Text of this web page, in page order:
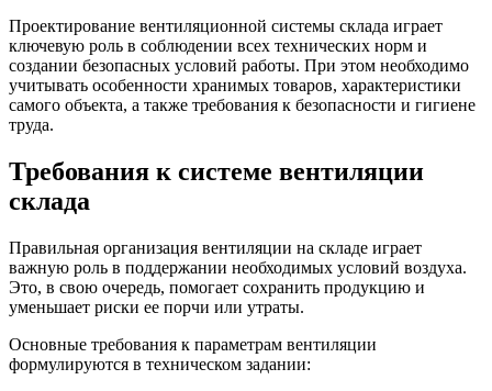
Проектирование вентиляционной системы склада играет
ключевую роль в соблюдении всех технических норм и
создании безопасных условий работы. При этом необходимо
учитывать особенности хранимых товаров, характеристики
самого объекта, а также требования к безопасности и гигиене
труда.
Требования к системе вентиляции
склада
Правильная организация вентиляции на складе играет
важную роль в поддержании необходимых условий воздуха.
Это, в свою очередь, помогает сохранить продукцию и
уменьшает риски ее порчи или утраты.
Основные требования к параметрам вентиляции
формулируются в техническом задании: